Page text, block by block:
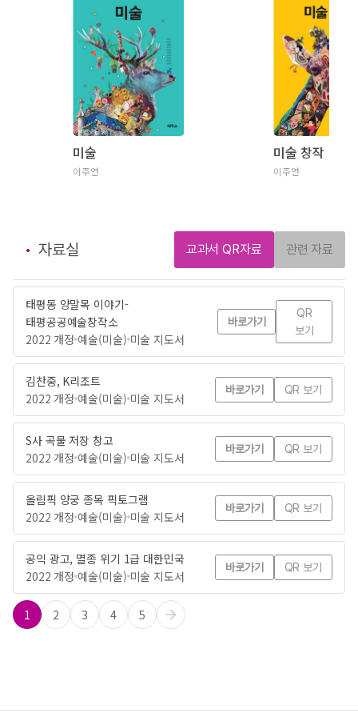
미술
이주연
미술 창작
이주연
자료실 교과서 QR자료 관련 자료
태평동 양말목 이야기-
태평공공예술창작소
2022 개정 예술(미술) 미술 지도서
바로가기
QR
보기
김찬중, K리조트
2022 개정 예술(미술) 미술 지도서
바로가기 QR 보기
S사 곡물 저장 창고
2022 개정 예술(미술) 미술 지도서
바로가기 QR 보기
올림픽 양궁 종목 픽토그램
2022 개정 예술(미술) 미술 지도서
바로가기 QR 보기
공익 광고, 멸종 위기 1급 대한민국
2022 개정 예술(미술) 미술 지도서
바로가기 QR 보기
1 2 3 4 5